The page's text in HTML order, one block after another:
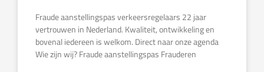
Fraude aanstellingspas verkeersregelaars 22 jaar
vertrouwen in Nederland. Kwaliteit, ontwikkeling en
bovenal iedereen is welkom. Direct naar onze agenda
Wie zijn wij? Fraude aanstellingspas Frauderen